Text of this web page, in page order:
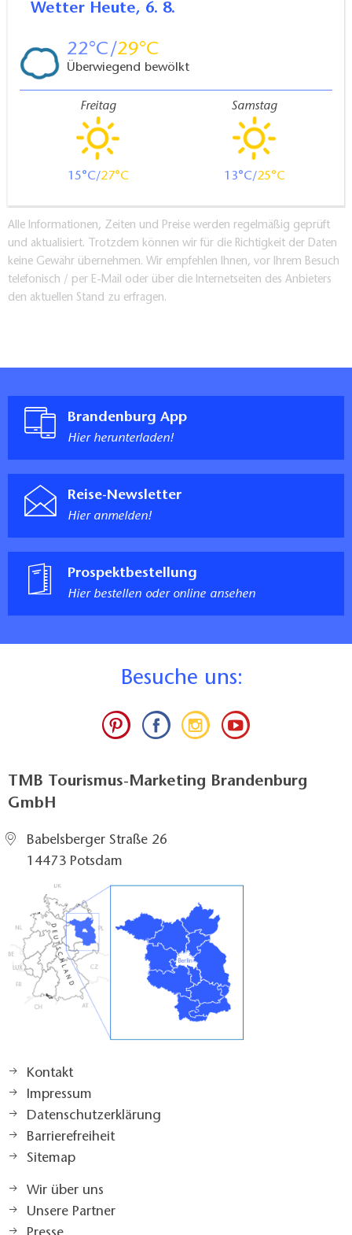
Wetter Heute, 6. 8.
22 29
Überwiegend bewölkt
Freitag
15 27
Samstag
13 25
Alle Informationen, Zeiten und Preise werden regelmäßig geprüft
und aktualisiert. Trotzdem können wir für die Richtigkeit der Daten
keine Gewähr übernehmen. Wir empfehlen Ihnen, vor Ihrem Besuch
telefonisch / per E-Mail oder über die Internetseiten des Anbieters
den aktuellen Stand zu erfragen.
Brandenburg App
Hier herunterladen!
Reise-Newsletter
Hier anmelden!
Prospektbestellung
Hier bestellen oder online ansehen
Besuche uns:
TMB Tourismus-Marketing Brandenburg
GmbH
Babelsberger Straße 26
14473 Potsdam
Kontakt
Impressum
Datenschutzerklärung
Barrierefreiheit
Sitemap
Wir über uns
Unsere Partner